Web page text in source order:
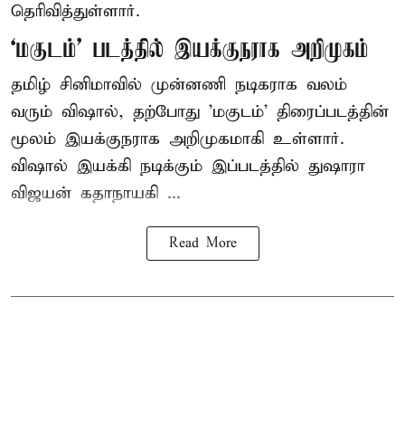
தெரிவித்துள்ளார்.
‘மகுடம்’ படத்தில் இயக்குநராக அறிமுகம்
தமிழ் சினிமாவில் முன்னணி நடிகராக வலம்
வரும் விஷால், தற்போது 'மகுடம்' திரைப்படத்தின்
மூலம் இயக்குநராக அறிமுகமாகி உள்ளார்.
விஷால் இயக்கி நடிக்கும் இப்படத்தில் துஷாரா
விஜயன் கதாநாயகி ...
Read More